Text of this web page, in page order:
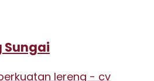
Sungai